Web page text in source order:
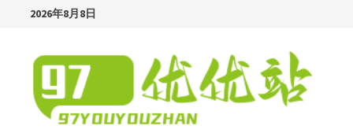
content
2026年8月8日